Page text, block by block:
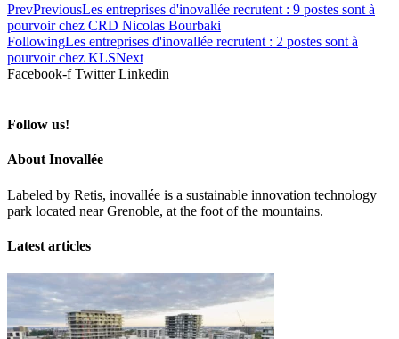
PrevPreviousLes entreprises d'inovallée recrutent : 9 postes sont à
pourvoir chez CRD Nicolas Bourbaki
FollowingLes entreprises d'inovallée recrutent : 2 postes sont à
pourvoir chez KLSNext
Facebook-f Twitter Linkedin
Follow us!
About Inovallée
Labeled by Retis, inovallée is a sustainable innovation technology
park located near Grenoble, at the foot of the mountains.
Latest articles